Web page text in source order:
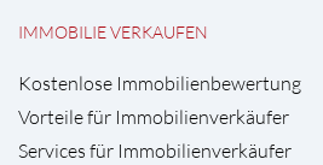
IMMOBILIE VERKAUFEN
Kostenlose Immobilienbewertung
Vorteile für Immobilienverkäufer
Services für Immobilienverkäufer